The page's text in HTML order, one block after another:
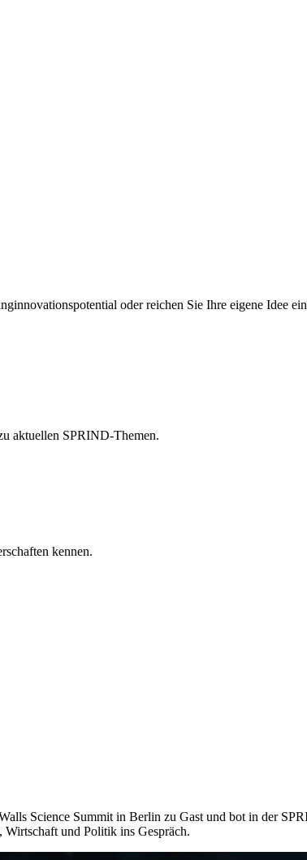
oder reichen Sie Ihre eigene Idee
aktuellen SPRIND-Themen.
kennen.
Science Summit in Berlin zu Gast und bot in der
Wirtschaft und Politik ins Gespräch.